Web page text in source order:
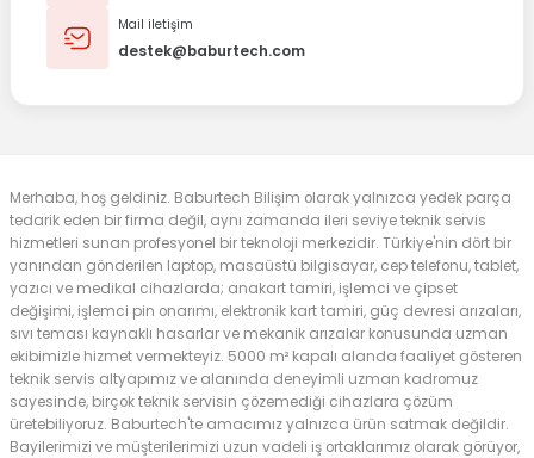
Mail iletişim
destek@baburtech.com
Merhaba, hoş geldiniz. Baburtech Bilişim olarak yalnızca yedek parça
tedarik eden bir firma değil, aynı zamanda ileri seviye teknik servis
hizmetleri sunan profesyonel bir teknoloji merkezidir. Türkiye'nin dört bir
yanından gönderilen laptop, masaüstü bilgisayar, cep telefonu, tablet,
yazıcı ve medikal cihazlarda; anakart tamiri, işlemci ve çipset
değişimi, işlemci pin onarımı, elektronik kart tamiri, güç devresi arızaları,
sıvı teması kaynaklı hasarlar ve mekanik arızalar konusunda uzman
ekibimizle hizmet vermekteyiz. 5000 m² kapalı alanda faaliyet gösteren
teknik servis altyapımız ve alanında deneyimli uzman kadromuz
sayesinde, birçok teknik servisin çözemediği cihazlara çözüm
üretebiliyoruz. Baburtech'te amacımız yalnızca ürün satmak değildir.
Bayilerimizi ve müşterilerimizi uzun vadeli iş ortaklarımız olarak görüyor,